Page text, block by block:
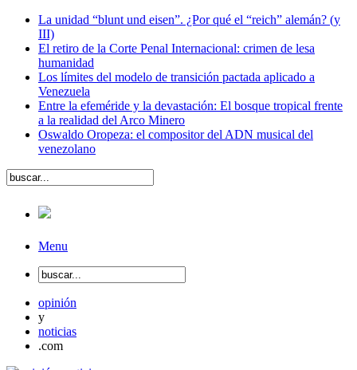
La unidad “blunt und eisen”. ¿Por qué el “reich” alemán? (y
III)
El retiro de la Corte Penal Internacional: crimen de lesa
humanidad
Los límites del modelo de transición pactada aplicado a
Venezuela
Entre la efeméride y la devastación: El bosque tropical frente
a la realidad del Arco Minero
Oswaldo Oropeza: el compositor del ADN musical del
venezolano
Menu
opinión
y
noticias
.com